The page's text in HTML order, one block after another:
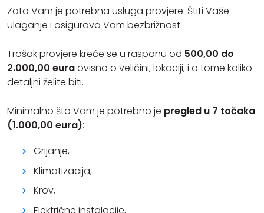
Zato Vam je potrebna usluga provjere. Štiti Vaše
ulaganje i osigurava Vam bezbrižnost.
Trošak provjere kreće se u rasponu od 500,00 do
2.000,00 euraovisno o veličini, lokaciji, i o tome koliko
detaljni želite biti.
Minimalno što Vam je potrebno je pregled u 7 točaka
(1.000,00 eura):
Grijanje,
Klimatizacija,
Krov,